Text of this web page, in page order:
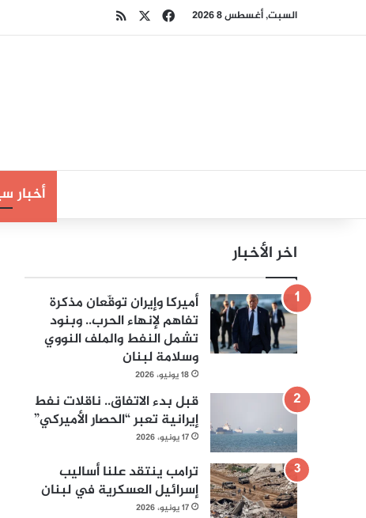
السبت, أغسطس 8 2026 فيسبوك
أخبار
اخر الأخبار
أميركا وإيران توقّعان مذكرة
تفاهم لإنهاء الحرب.. وبنود
تشمل النفط والملف النووي
وسلامة لبنان
18 يونيو، 2026
قبل بدء الاتفاق.. ناقلات نفط
إيرانية تعبر “الحصار الأميركي”
17 يونيو، 2026
ترامب ينتقد علنا أساليب
إسرائيل العسكرية في لبنان
17 يونيو، 2026